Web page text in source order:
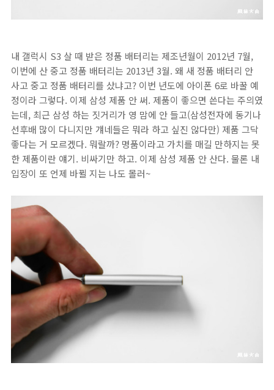
내 갤럭시 S3 살 때 받은 정품 배터리는 제조년월이 2012년 7월,
이번에 산 중고 정품 배터리는 2013년 3월. 왜 새 정품 배터리 안
사고 중고 정품 배터리를 샀냐고? 이번 년도에 아이폰 6로 바꿀 예
정이라 그렇다. 이제 삼성 제품 안 써. 제품이 좋으면 쓴다는 주의였
는데, 최근 삼성 하는 짓거리가 영 맘에 안 들고(삼성전자에 동기나
선후배 많이 다니지만 걔네들은 뭐라 하고 싶진 않다만) 제품 그닥
좋다는 거 모르겠다. 뭐랄까? 명품이라고 가치를 매길 만하지는 못
한 제품이란 얘기. 비싸기만 하고. 이제 삼성 제품 안 산다. 물론 내
입장이 또 언제 바뀔 지는 나도 몰러~